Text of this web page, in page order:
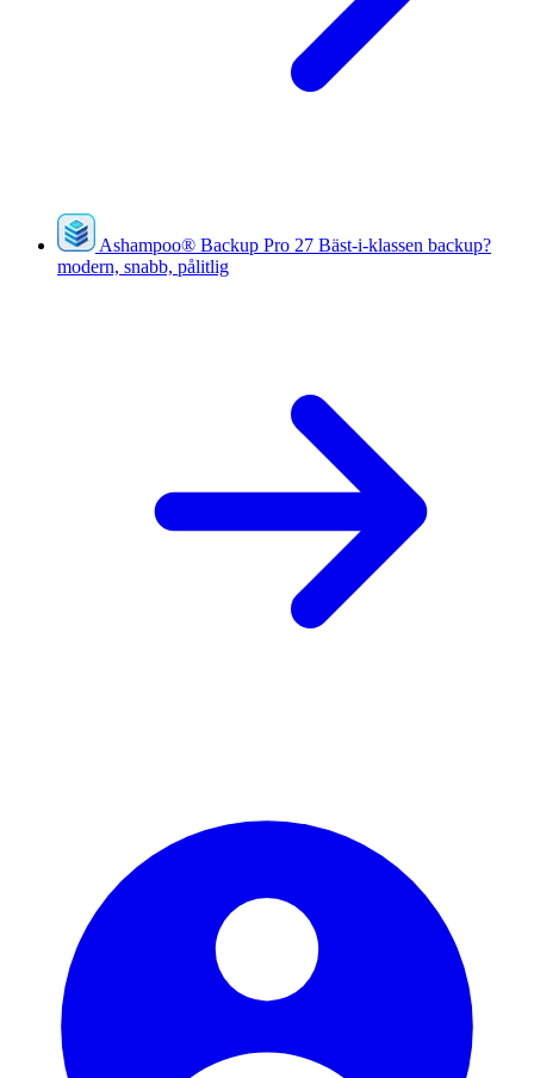
Ashampoo® Backup Pro 27 Bäst-i-klassen backup?
modern, snabb, pålitlig